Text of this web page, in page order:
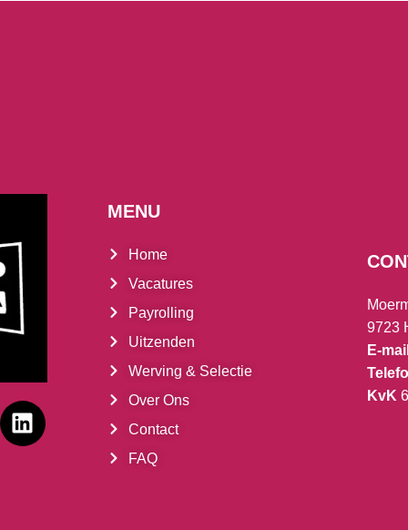
MENU
Home
Vacatures
Payrolling
Uitzenden
Werving & Selectie
Over Ons
Contact
FAQ
9723
E-
KvK